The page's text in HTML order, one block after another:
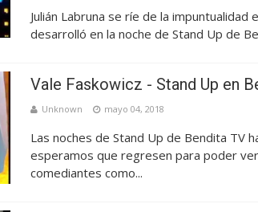
Julián Labruna se ríe de la impuntualidad
desarrolló en la noche de Stand Up de
Vale Faskowicz - Stand Up en
Unknown mayo 04, 2018
Las noches de Stand Up de Bendita TV
esperamos que regresen para poder
comediantes como...